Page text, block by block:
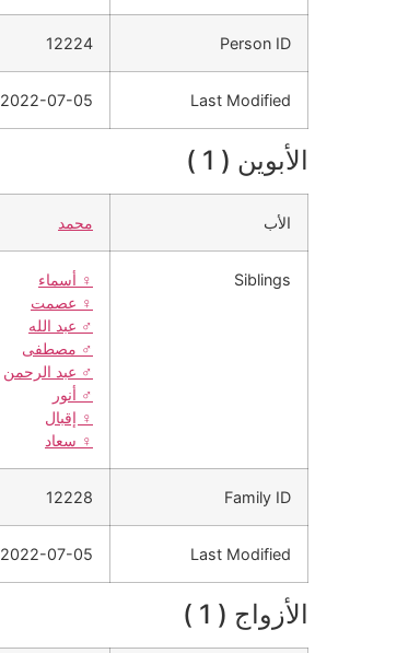
Person ID
12224
Last Modified
2022-07-05 00:50:43
الأبوين ( 1 )
الأب محمد
Siblings
♀️ أسماء
♀️ عصمت
♂️ عبد الله
♂️ مصطفى
♂️ عبد الرحمن
♂️ أنور
♀️ إقبال
♀️ سعاد
Family ID
12228
Last Modified
2022-07-05 00:48:27
الأزواج ( 1 )